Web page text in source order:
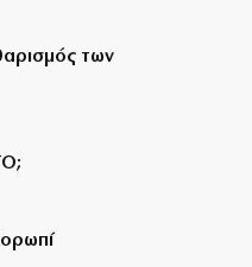
των